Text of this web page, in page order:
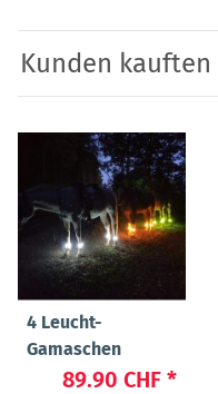
Kunden
4 Leucht-
Gamaschen
89.90 CHF *